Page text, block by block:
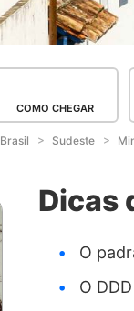
COMO CHEGAR
Brasil Sudeste
Dicas
O
O